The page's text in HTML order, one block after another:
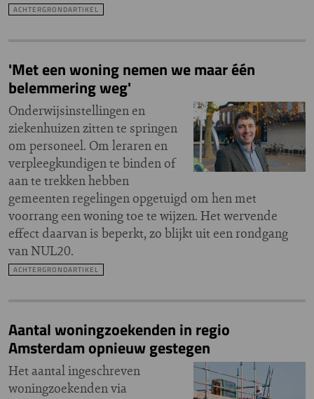
ACHTERGRONDARTIKEL
'Met een woning nemen we maar één
belemmering weg'
Onderwijsinstellingen en
ziekenhuizen zitten te springen
om personeel. Om leraren en
verpleegkundigen te binden of
aan te trekken hebben
gemeenten regelingen opgetuigd om hen met
voorrang een woning toe te wijzen. Het wervende
effect daarvan is beperkt, zo blijkt uit een rondgang
van NUL20.
ACHTERGRONDARTIKEL
Aantal woningzoekenden in regio
Amsterdam opnieuw gestegen
Het aantal ingeschreven
woningzoekenden via